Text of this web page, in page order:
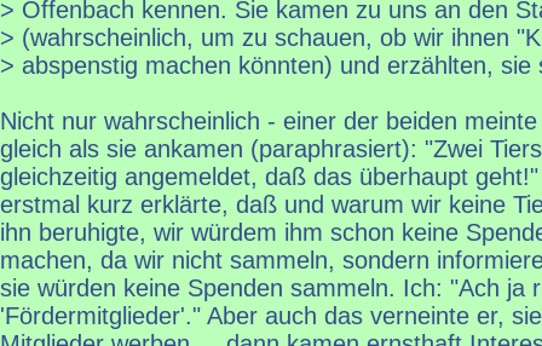
> Offenbach kennen. Sie kamen zu uns an den
> (wahrscheinlich, um zu schauen, ob wir ihnen
> abspenstig machen könnten) und erzählten, sie
Nicht nur wahrscheinlich - einer der beiden
gleich als sie ankamen (paraphrasiert): "Zwei
gleichzeitig angemeldet, daß das überhaupt
erstmal kurz erklärte, daß und warum wir keine
ihn beruhigte, wir würdem ihm schon keine
machen, da wir nicht sammeln, sondern
sie würden keine Spenden sammeln. Ich: "Ach ja
'Fördermitglieder'." Aber auch das verneinte er,